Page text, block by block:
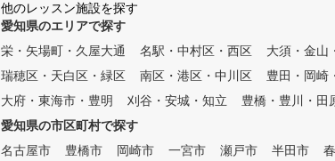
もご希望に応じます ・講師は
、正規のライセンスを習得して
います 日本プロゴルフ協
会（P G A）公認 および各テ
式のラウンドレッスンも開催
平日、土日祝それぞれに実施
、Movement（
クールではUGM
、クラブ（道具
目標としていま
他のレッスン施設を探す
愛知県のエリアで探す
栄・矢場町・久屋大通
名駅・中村区・西区 大須・金山
瑞穂区・天白区・緑区
南区・港区・中川区 豊田・岡崎
大府・東海市・豊明
刈谷・安城・知立 豊橋・豊川・田
愛知県の市区町村で探す
名古屋市
豊橋市 岡崎市 一宮市 瀬戸市 半田市